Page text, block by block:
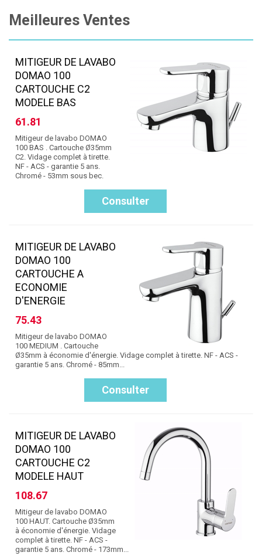
Meilleures Ventes
MITIGEUR DE LAVABO
DOMAO 100
CARTOUCHE C2
MODELE BAS
61.81
Mitigeur de lavabo DOMAO
100 BAS . Cartouche Ø35mm
C2. Vidage complet à tirette.
NF - ACS - garantie 5 ans.
Chromé - 53mm sous bec.
Consulter
MITIGEUR DE LAVABO
DOMAO 100
CARTOUCHE A
ECONOMIE
D'ENERGIE
75.43
Mitigeur de lavabo DOMAO
100 MEDIUM . Cartouche
Ø35mm à économie d'énergie. Vidage complet à tirette. NF - ACS -
garantie 5 ans. Chromé - 85mm...
Consulter
MITIGEUR DE LAVABO
DOMAO 100
CARTOUCHE C2
MODELE HAUT
108.67
Mitigeur de lavabo DOMAO
100 HAUT. Cartouche Ø35mm
à économie d'énergie. Vidage
complet à tirette. NF - ACS -
garantie 5 ans. Chromé - 173mm...